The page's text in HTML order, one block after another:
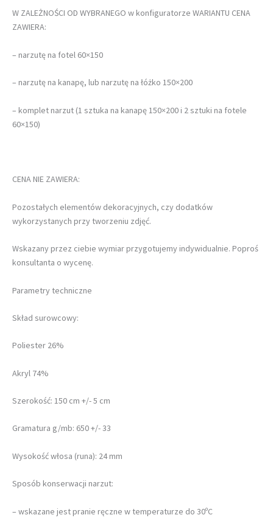
W ZALEŻNOŚCI OD WYBRANEGO w konfiguratorze WARIANTU CENA
ZAWIERA:
– narzutę na fotel 60×150
– narzutę na kanapę, lub narzutę na łóżko 150×200
– komplet narzut (1 sztuka na kanapę 150×200 i 2 sztuki na fotele
60×150)
CENA NIE ZAWIERA:
Pozostałych elementów dekoracyjnych, czy dodatków
wykorzystanych przy tworzeniu zdjęć.
Wskazany przez ciebie wymiar przygotujemy indywidualnie. Poproś
konsultanta o wycenę.
Parametry techniczne
Skład surowcowy:
Poliester 26%
Akryl 74%
Szerokość: 150 cm +/- 5 cm
Gramatura g/mb: 650 +/- 33
Wysokość włosa (runa): 24 mm
Sposób konserwacji narzut:
– wskazane jest pranie ręczne w temperaturze do 30ºC